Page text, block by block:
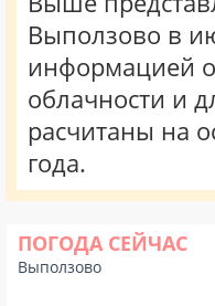
Выползово в
информацией о
облачности и
расчитаны на
года.
ПОГОДА СЕЙЧАС
Выползово